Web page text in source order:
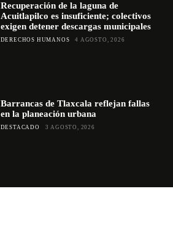
Recuperación de la laguna de
Acuitlapilco es insuficiente; colectivos
exigen detener descargas municipales
DERECHOS HUMANOS 4 AGOSTO, 2026
Barrancas de Tlaxcala reflejan fallas
en la planeación urbana
DESTACADO 3 AGOSTO, 2026